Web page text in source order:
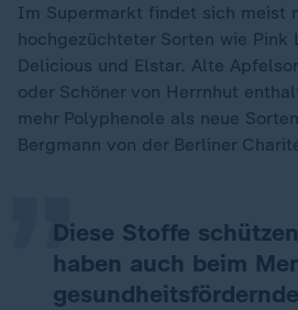
Im Supermarkt findet sich meist
hochgezüchteter Sorten wie Pink
Delicious und Elstar. Alte
oder Schöner von Herrnhut
mehr Polyphenole als neue
Bergmann von der Berliner
Diese Stoffe
haben auch beim
„